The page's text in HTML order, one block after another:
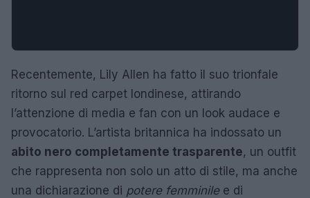
Recentemente, Lily Allen ha fatto il suo trionfale
ritorno sul red carpet londinese, attirando
l’attenzione di media e fan con un look audace e
provocatorio. L’artista britannica ha indossato un
abito nero completamente trasparente, un outfit
che rappresenta non solo un atto di stile, ma anche
una dichiarazione di potere femminilee di